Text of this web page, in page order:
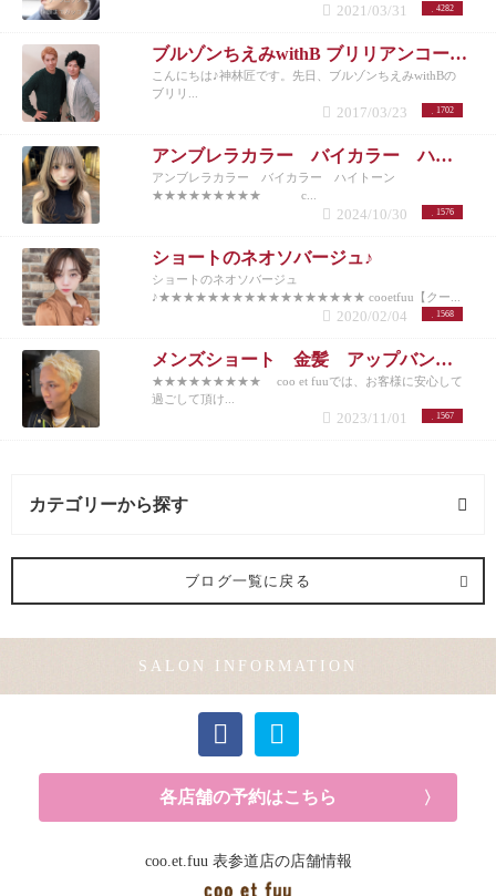
4282
2021/03/31
ブルゾンちえみwithB ブリリアンコージ君♪
こんにちは♪神林匠です。先日、ブルゾンちえみwithBの
ブリリ...
1702
2017/03/23
アンブレラカラー バイカラー ハイトーン
アンブレラカラー バイカラー ハイトーン
★★★★★★★★★ c...
1576
2024/10/30
ショートのネオソバージュ♪
ショートのネオソバージュ
♪★★★★★★★★★★★★★★★★★ cooetfuu【クー...
1568
2020/02/04
メンズショート 金髪 アップバング 10代20代30代40代50代
★★★★★★★★★ coo et fuuでは、お客様に安心して
過ごして頂け...
1567
2023/11/01
カテゴリーから探す
ヘアメイク (1記事)
ブログ一覧に戻る
SALON INFORMATION
各店舗の予約はこちら
coo.et.fuu 表参道店の店舗情報